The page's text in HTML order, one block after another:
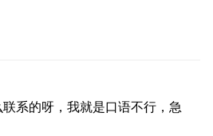
系的呀，我就是口语不行，急